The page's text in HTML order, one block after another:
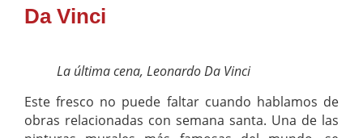
Da Vinci
La última cena, Leonardo Da Vinci
Este fresco no puede faltar cuando hablamos de
obras relacionadas con semana santa. Una de las